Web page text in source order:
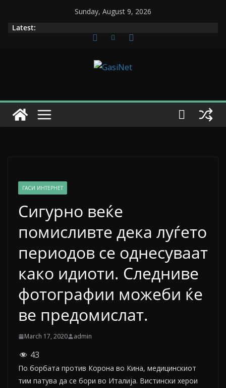
Sunday, August 9, 2026
Latest:
ГАСИ ИНТЕРНЕТ
Сигурно веќе
помисливте дека луѓето
периодов се однесуваат
како идиоти. Следниве
фотографии можеби ќе
ве предомислат.
March 17, 2020 admin
43
По борбата против Корона во Кина, медицинскиот
тим патува да се бори во Италија. Вистински херои